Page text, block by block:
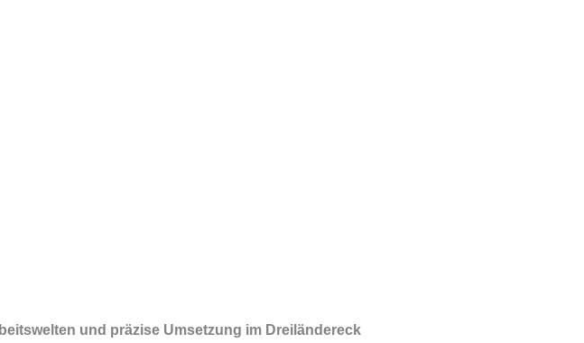
und präzise Umsetzung im Dreiländereck